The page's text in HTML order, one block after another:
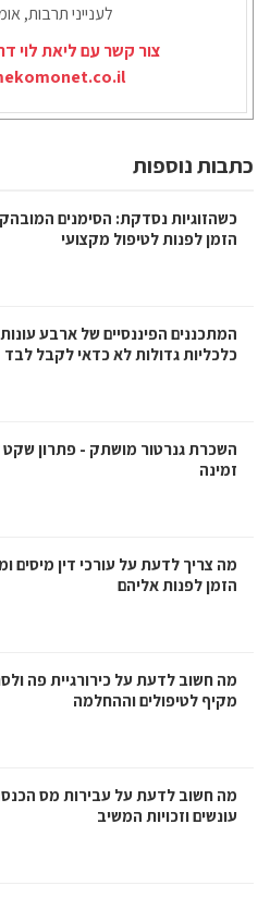
לענייני תרבות,
צור קשר עם ליאת לוי
כתבות נוספות
כשהזוגיות נסדקת: הסימנים
הזמן לפנות לטיפול מקצועי
המתכננים הפיננסיים של ארבע
כלכליות גדולות לא כדאי לקבל לבד
השכרת גנרטור מושתק - פתרון שקט
זמינה
מה צריך לדעת על עורכי דין מיסים
הזמן לפנות אליהם
מה חשוב לדעת על כירורגיית פה
מקיף לטיפולים וההחלמה
מה חשוב לדעת על עבירות מס
עונשים וזכויות המשיב